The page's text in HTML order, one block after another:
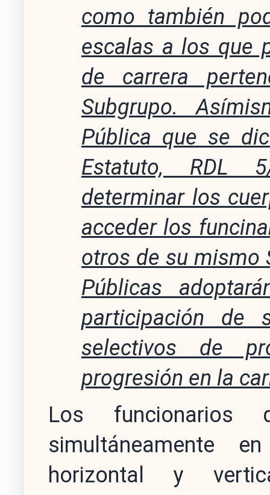
como también
escalas a los que
de carrera
Subgrupo.
Pública que se
Estatuto, RDL
determinar los
acceder los
otros de su mismo
Públicas
participación de
selectivos de
progresión en la
Los funcionarios
simultáneamente
horizontal y